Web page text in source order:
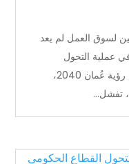
لسوق العمل لم يعد
عملية التحول
الاقتصادي ضمن رؤية السعودية 2030، رؤية عُمان 2040،